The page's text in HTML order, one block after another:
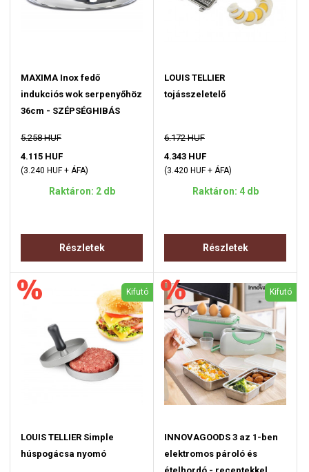
MAXIMA Inox fedő
indukciós wok serpenyőhöz
36cm - SZÉPSÉGHIBÁS
5.258 HUF
4.115 HUF
(3.240 HUF + ÁFA)
Raktáron: 2 db
Részletek
LOUIS TELLIER
tojásszeletelő
6.172 HUF
4.343 HUF
(3.420 HUF + ÁFA)
Raktáron: 4 db
Részletek
Kifutó
LOUIS TELLIER Simple
húspogácsa nyomó
Kifutó
INNOVAGOODS 3 az 1-ben
elektromos pároló és